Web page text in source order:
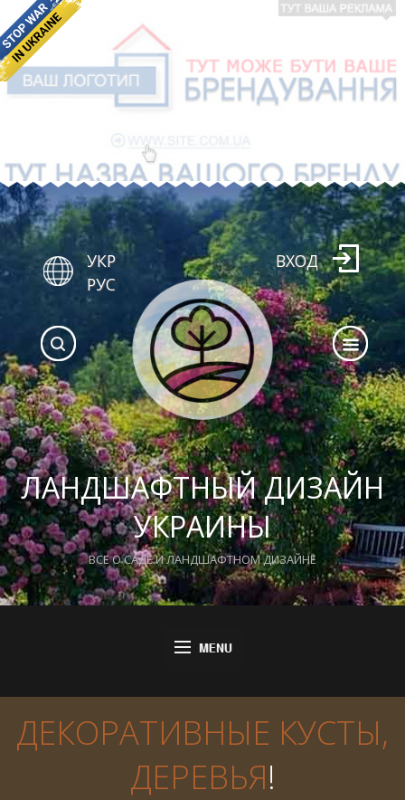
ЛАНДШАФТНЫЙ ДИЗАЙН
УКРАИНЫ
ВСЕ О САДЕ И ЛАНДШАФТНОМ ДИЗАЙНЕ
УКР
РУС
ВХОД
ДЕКОРАТИВНЫЕ КУСТЫ,
ДЕРЕВЬЯ!